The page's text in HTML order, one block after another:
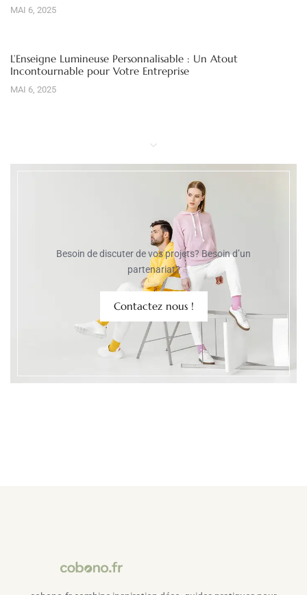
MAI 6, 2025
L’Enseigne Lumineuse Personnalisable : Un Atout
Incontournable pour Votre Entreprise
MAI 6, 2025
Besoin de discuter de vos projets? Besoin d’un
partenariat?
Contactez nous !